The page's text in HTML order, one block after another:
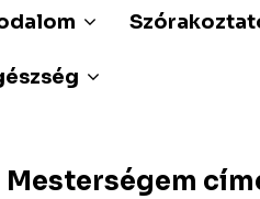
Mesterségem